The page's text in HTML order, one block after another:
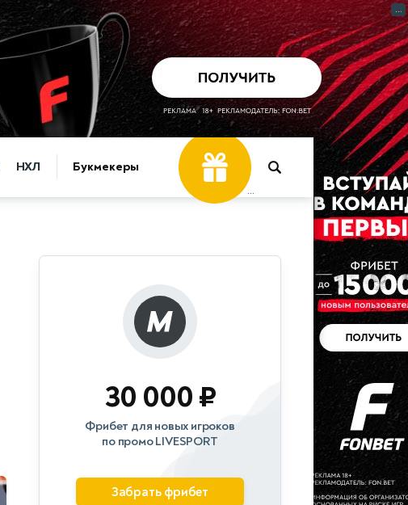
НХЛ Букмекеры
...
30 000 ₽
Фрибет для новых игроков
по промо LIVESPORT
Забрать фрибет
...